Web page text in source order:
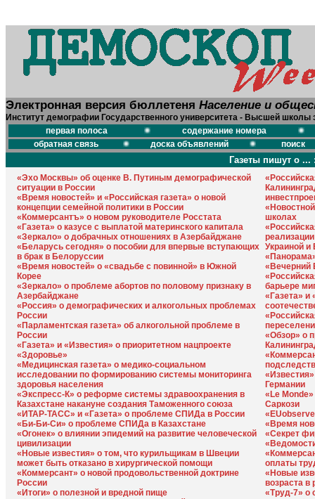
Электронная версия бюллетеня Население и
Институт демографии Государственного университета - Высшей школы
первая полоса
содержание номера
обратная связь
доска объявлений поиск
Газеты пишут о ...
«Эхо Москвы» об оценке В. Путиным демографической
ситуации в России
«Время новостей» и «Российская газета» о новой
концепции семейной политики в России
«Коммерсантъ» о новом руководителе Росстата
«Газета» о казусе с выплатой материнского капитала
«Зеркало» о добрачных отношениях в Азербайджане
«Беларусь сегодня» о пособии для впервые вступающих
в брак в Белоруссии
«Время новостей» о «свадьбе с повинной» в Южной
Корее
«Зеркало» о проблеме абортов по половому признаку в
Азербайджане
«Россия» о демографических и алкогольных проблемах
России
«Парламентская газета» об алкогольной проблеме в
России
«Газета» и «Известия» о приоритетном нацпроекте
«Здоровье»
«Медицинская газета» о медико-социальном
исследовании по формированию системы мониторинга
здоровья населения
«Экспресс-К» о реформе системы здравоохранения в
Казахстане накануне создания Таможенного союза
«ИТАР-ТАСС» и «Газета» о проблеме СПИДа в России
«Би-Би-Си» о проблеме СПИДа в Казахстане
«Огонек» о влиянии эпидемий на развитие человеческой
цивилизации
«Новые известия» о том, что курильщикам в Швеции
может быть отказано в хирургической помощи
«Коммерсант» о новой продовольственной доктрине
России
«Итоги» о полезной и вредной пище
школах
Украиной и
«Вечерний
барьере
«Газета» и
«Обзор» о
Германии
«Le
Саркози
«Время
«Секрет
оплаты
«Новые
возраста в
«Труд-7» о